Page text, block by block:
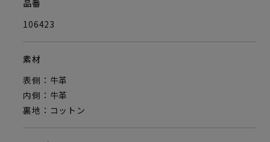
品番
106423
素材
表側：牛革
内側：牛革
裏地：コットン